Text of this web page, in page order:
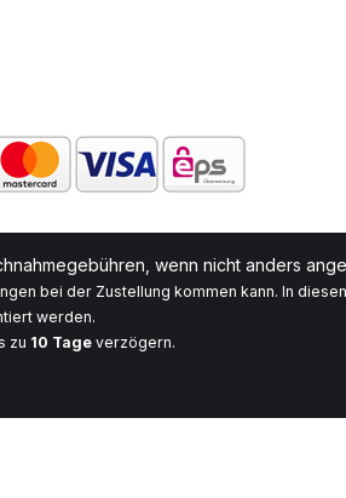
wenn nicht anders
bei der Zustellung kommen kann. In
werden.
zu 10 Tage verzögern.